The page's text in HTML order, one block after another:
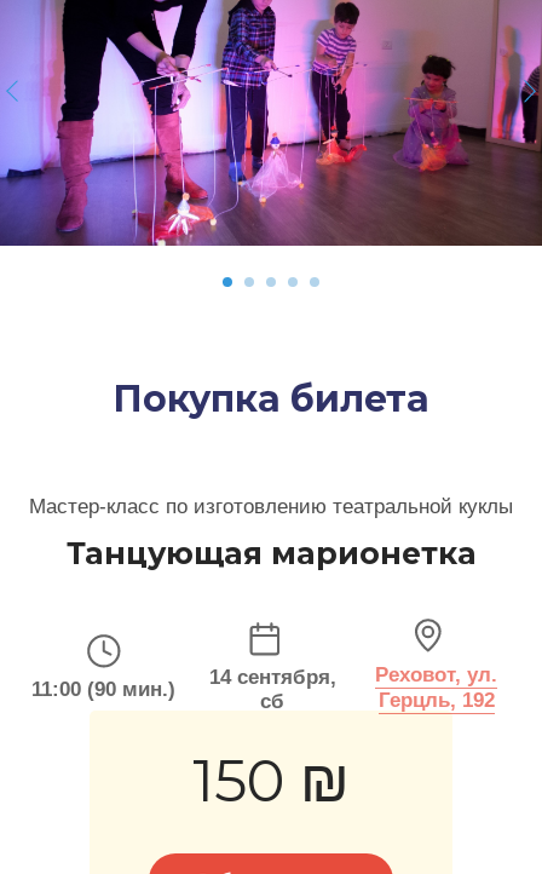
Покупка билета
150 ₪